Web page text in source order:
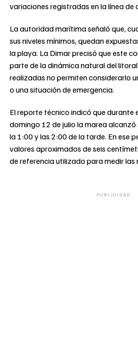
variaciones registradas en la línea de
La autoridad marítima señaló que,
sus niveles mínimos, quedan
la playa. La Dimar precisó que este
parte de la dinámica natural del
realizadas no permiten considerarlo
o una situación de emergencia.
El reporte técnico indicó que durante
domingo 12 de julio la marea alcanzó
la 1:00 y las 2:00 de la tarde. En ese
valores aproximados de seis
de referencia utilizado para medir las
PUBLICIDAD